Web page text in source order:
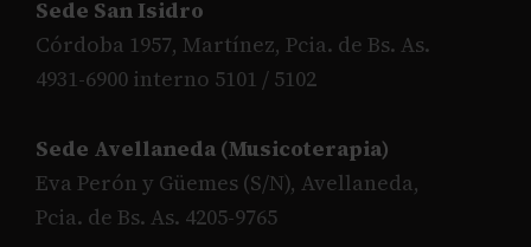
Sede San Isidro
Córdoba 1957, Martínez, Pcia. de Bs. As.
4931-6900 interno 5101 / 5102
Sede Avellaneda (Musicoterapia)
Eva Perón y Güemes (S/N), Avellaneda,
Pcia. de Bs. As. 4205-9765